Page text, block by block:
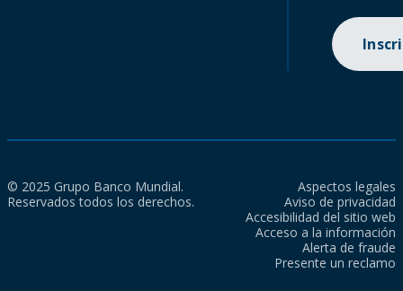
© 2025 Grupo Banco Mundial.
Reservados todos los derechos.
Aspectos legales
Aviso de privacidad
Accesibilidad del sitio web
Acceso a la información
Alerta de fraude
Presente un reclamo